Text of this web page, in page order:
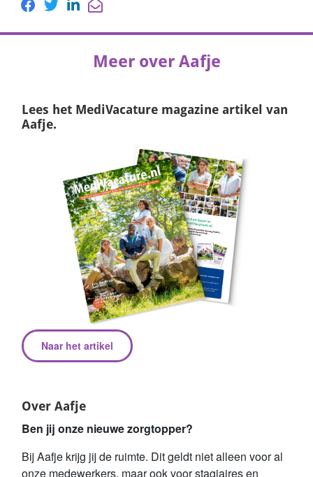
Meer over Aafje
Over Aafje
Ben jij onze nieuwe zorgtopper?
Bij Aafje krijg jij de ruimte. Dit geldt niet alleen voor al
onze medewerkers, maar ook voor stagiaires en
Lees het MediVacature magazine artikel van
Aafje.
Naar het artikel